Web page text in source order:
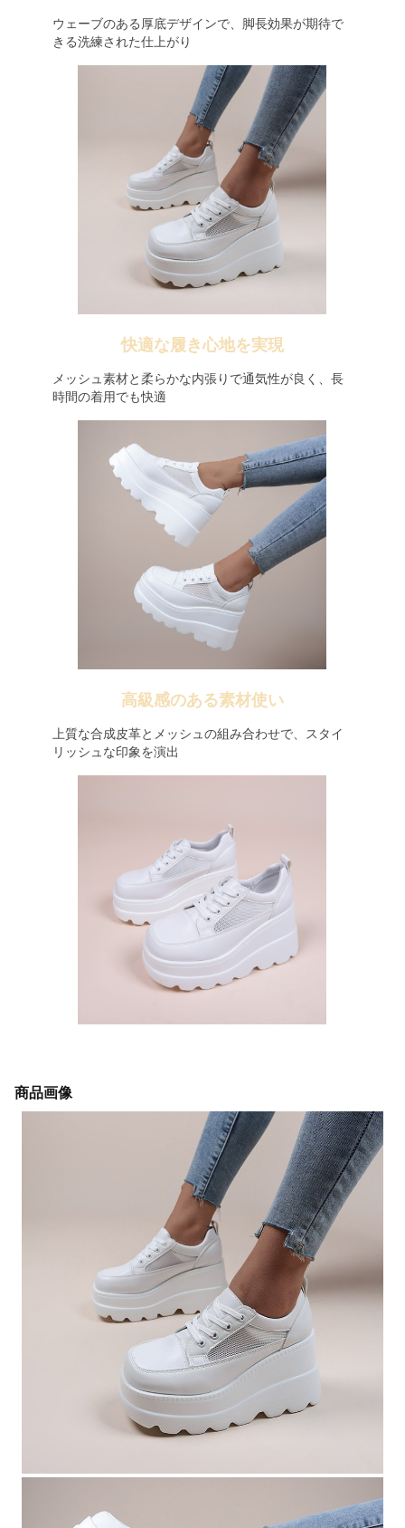
ウェーブのある厚底デザインで、脚長効果が期待で
きる洗練された仕上がり
快適な履き心地を実現
メッシュ素材と柔らかな内張りで通気性が良く、長
時間の着用でも快適
高級感のある素材使い
上質な合成皮革とメッシュの組み合わせで、スタイ
リッシュな印象を演出
商品画像